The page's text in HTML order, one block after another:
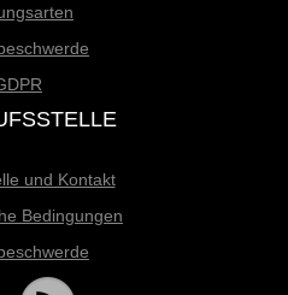
und Kontakt
Bedingungen